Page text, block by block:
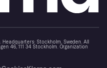
Stockholm, Sweden. All
46, 111 34 Stockholm. Organization